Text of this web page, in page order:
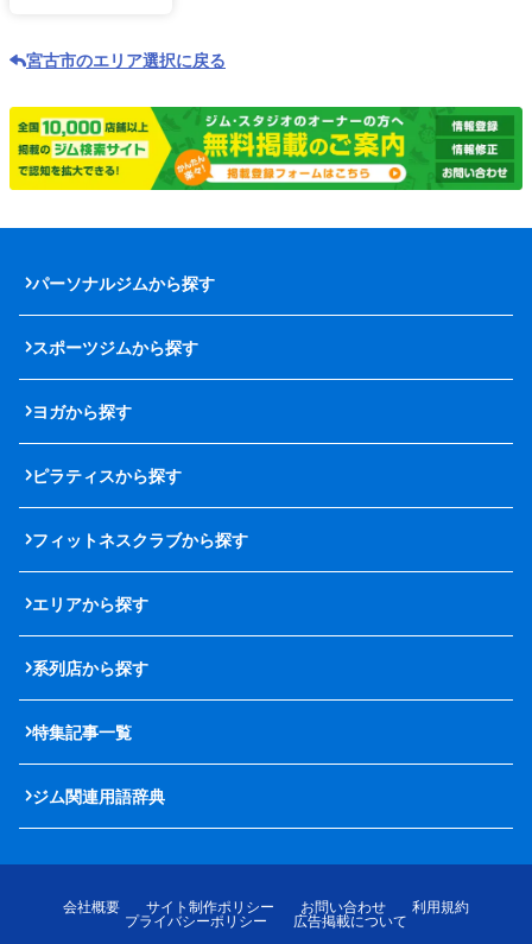
宮古市のエリア選択に戻る
パーソナルジムから探す
スポーツジムから探す
ヨガから探す
ピラティスから探す
フィットネスクラブから探す
エリアから探す
系列店から探す
特集記事一覧
ジム関連用語辞典
会社概要 サイト制作ポリシー お問い合わせ
利用規約
プライバシーポリシー
広告掲載について